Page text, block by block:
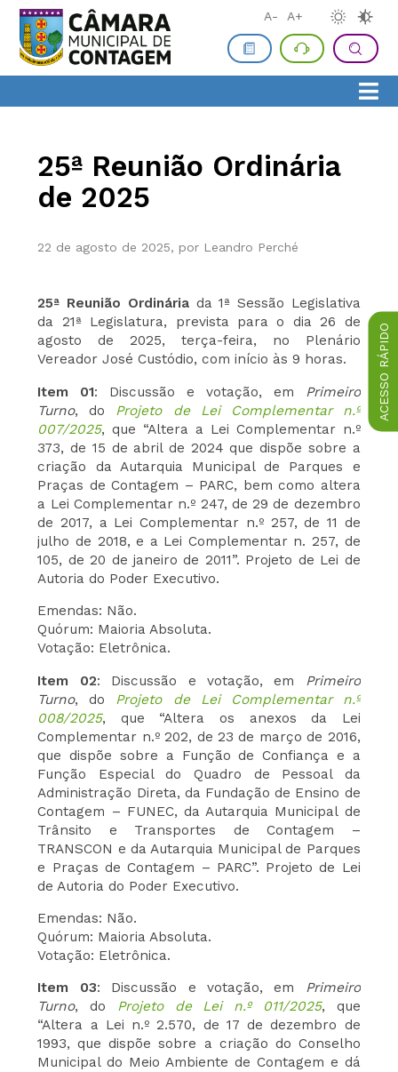
ACESSO RÁPIDO
A- A+
25ª Reunião Ordinária
de 2025
22 de agosto de 2025, por Leandro Perché
25ª Reunião Ordináriada 1ª Sessão Legislativa
da 21ª Legislatura, prevista para o dia 26 de
agosto de 2025, terça-feira, no Plenário
Vereador José Custódio, com início às 9 horas.
Item 01: Discussão e votação, em Primeiro
Turno, do Projeto de Lei Complementar n.º
007/2025, que “Altera a Lei Complementar n.º
373, de 15 de abril de 2024 que dispõe sobre a
criação da Autarquia Municipal de Parques e
Praças de Contagem – PARC, bem como altera
a Lei Complementar n.º 247, de 29 de dezembro
de 2017, a Lei Complementar n.º 257, de 11 de
julho de 2018, e a Lei Complementar n. 257, de
105, de 20 de janeiro de 2011”. Projeto de Lei de
Autoria do Poder Executivo.
Emendas: Não.
Quórum: Maioria Absoluta.
Votação: Eletrônica.
Item 02: Discussão e votação, em
Primeiro
Turno, do Projeto de Lei Complementar n.º
008/2025, que “Altera os anexos da Lei
Complementar n.º 202, de 23 de março de 2016,
que dispõe sobre a Função de Confiança e a
Função Especial do Quadro de Pessoal da
Administração Direta, da Fundação de Ensino de
Contagem – FUNEC, da Autarquia Municipal de
Trânsito e Transportes de Contagem –
TRANSCON e da Autarquia Municipal de Parques
e Praças de Contagem – PARC”. Projeto de Lei
de Autoria do Poder Executivo.
Emendas: Não.
Quórum: Maioria Absoluta.
Votação: Eletrônica.
Item 03: Discussão e votação, em Primeiro
Turno, do Projeto de Lei n.º 011/2025, que
“Altera a Lei n.º 2.570, de 17 de dezembro de
1993, que dispõe sobre a criação do Conselho
Municipal do Meio Ambiente de Contagem e dá